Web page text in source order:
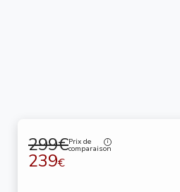
299€Prix de
comparaison
239€